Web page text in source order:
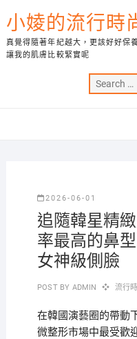
to
content
小婈的流行時
真覺得隨著年紀越大，更該好好保
讓我的肌膚比較緊實呢
2026-06-01
追隨韓星精
率最高的鼻
女神級側臉
POST BY ADMIN 流行
在韓國演藝圈的帶動
微整形市場中最受歡